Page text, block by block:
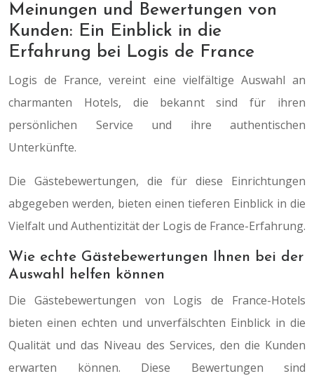
Meinungen und Bewertungen von
Kunden: Ein Einblick in die
Erfahrung bei Logis de France
Logis de France, vereint eine vielfältige Auswahl an
charmanten Hotels, die bekannt sind für ihren
persönlichen Service und ihre authentischen
Unterkünfte.
Die Gästebewertungen, die für diese Einrichtungen
abgegeben werden, bieten einen tieferen Einblick in die
Vielfalt und Authentizität der Logis de France-Erfahrung.
Wie echte Gästebewertungen Ihnen bei der
Auswahl helfen können
Die Gästebewertungen von Logis de France-Hotels
bieten einen echten und unverfälschten Einblick in die
Qualität und das Niveau des Services, den die Kunden
erwarten können. Diese Bewertungen sind